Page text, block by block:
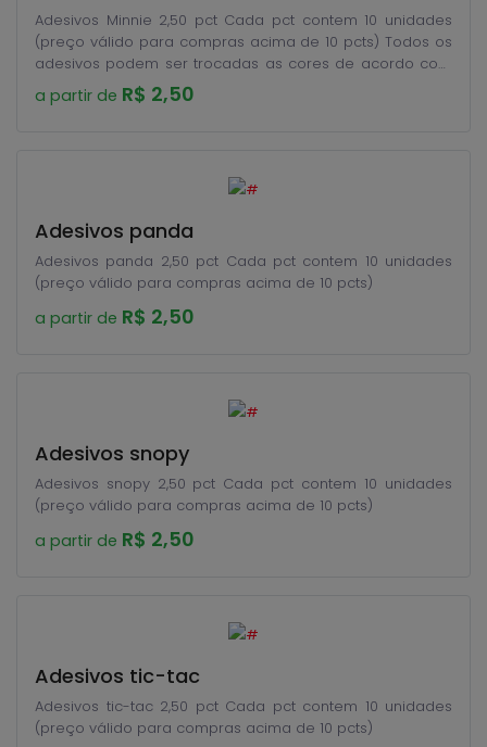
Adesivos Minnie 2,50 pct Cada pct contem 10 unidades
(preço válido para compras acima de 10 pcts) Todos os
adesivos podem ser trocadas as cores de acordo com
disponibilidade de estoque.
a partir de R$ 2,50
Adesivos panda
Adesivos panda 2,50 pct Cada pct contem 10 unidades
(preço válido para compras acima de 10 pcts)
a partir de R$ 2,50
Adesivos snopy
Adesivos snopy 2,50 pct Cada pct contem 10 unidades
(preço válido para compras acima de 10 pcts)
a partir de R$ 2,50
Adesivos tic-tac
Adesivos tic-tac 2,50 pct Cada pct contem 10 unidades
(preço válido para compras acima de 10 pcts)